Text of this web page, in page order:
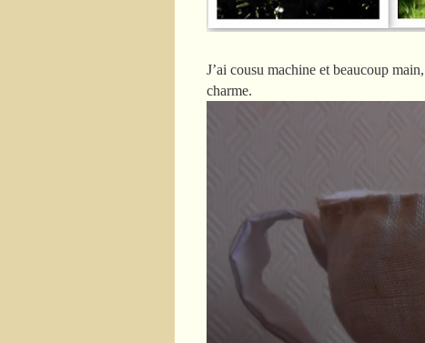
J’ai cousu machine et beaucoup
charme.